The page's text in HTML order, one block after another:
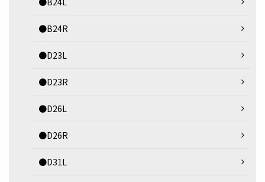
●B24R
●D23L
●D23R
●D26L
●D26R
●D31L